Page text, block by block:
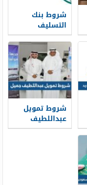
شروط بنك
التسليف
الجديدة 1448
للنساء بدون
كفيل
شروط تمويل
عبداللطيف
جميل 1448